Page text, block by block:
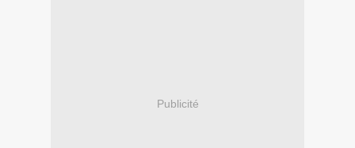
Publicité